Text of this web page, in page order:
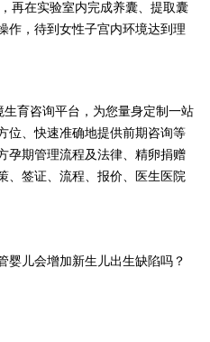
再在实验室内完成养囊、提取囊
作，待到女性子宫内环境达到理
育咨询平台，为您量身定制一站
位、快速准确地提供前期咨询等
孕期管理流程及法律、精卵捐赠
、签证、流程、报价、医生医院